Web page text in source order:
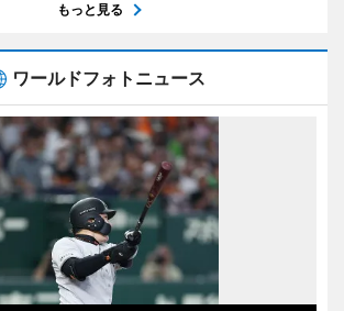
もっと見る
ワールドフォトニュース